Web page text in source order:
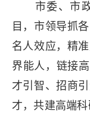
市委、市政
目，市领导抓
名人效应，精
界能人，链接
才引智、招商
才，共建高端